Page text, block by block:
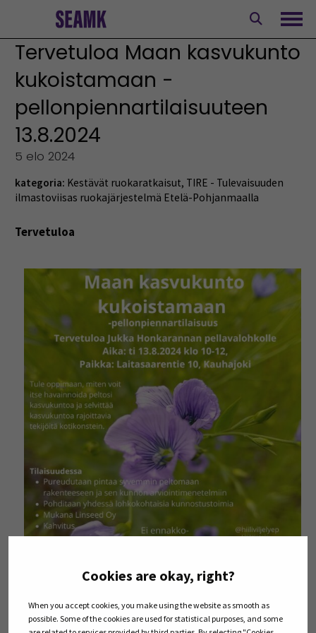
Cookies are okay, right?
When you accept cookies, you make using the website as smooth as
possible. Some of the cookies are used for statistical purposes, and some
Tervetuloa Maan kasvukunto
kukoistamaan -
pellonpiennartilaisuuteen
13.8.2024
5 elo 2024
kategoria: Kestävät ruokaratkaisut, TIRE - Tulevaisuuden
ilmastoviisas ruokajärjestelmä Etelä-Pohjanmaalla
Tervetuloa